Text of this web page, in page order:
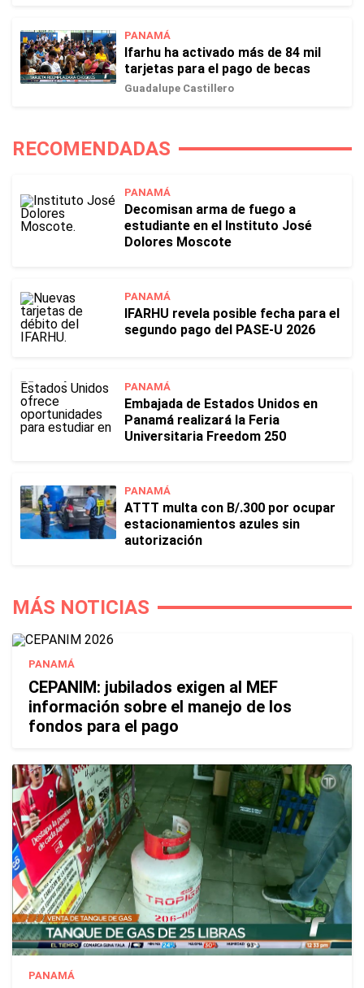
PANAMÁ
Ifarhu ha activado más de 84 mil
tarjetas para el pago de becas
Guadalupe Castillero
RECOMENDADAS
PANAMÁ
Decomisan arma de fuego a
estudiante en el Instituto José
Dolores Moscote
PANAMÁ
IFARHU revela posible fecha para el
segundo pago del PASE-U 2026
PANAMÁ
Embajada de Estados Unidos en
Panamá realizará la Feria
Universitaria Freedom 250
PANAMÁ
ATTT multa con B/.300 por ocupar
estacionamientos azules sin
autorización
MÁS NOTICIAS
PANAMÁ
CEPANIM: jubilados exigen al MEF
información sobre el manejo de los
fondos para el pago
PANAMÁ